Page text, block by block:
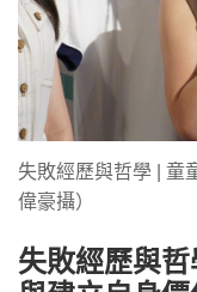
失敗經歷與哲學 | 童
偉豪攝）
失敗經歷與